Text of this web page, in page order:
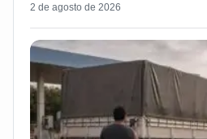
2 de agosto de 2026